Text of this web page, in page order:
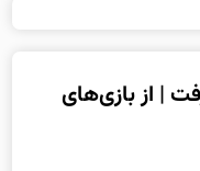
| از بازی‌های